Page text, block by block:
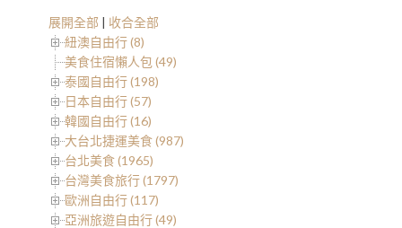
展開全部 | 收合全部
紐澳自由行 (8)
美食住宿懶人包 (49)
泰國自由行 (198)
日本自由行 (57)
韓國自由行 (16)
大台北捷運美食 (987)
台北美食 (1965)
台灣美食旅行 (1797)
歐洲自由行 (117)
亞洲旅遊自由行 (49)